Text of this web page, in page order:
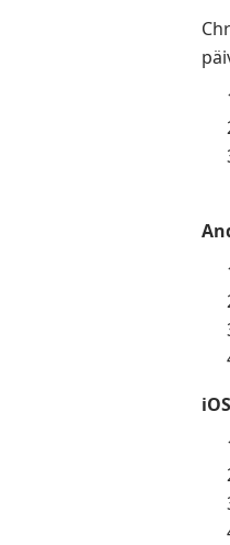
iOS